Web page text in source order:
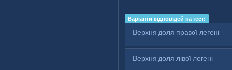
Варіанти відповідей на тест:
Верхня доля правої легені
Верхня доля лівої легені